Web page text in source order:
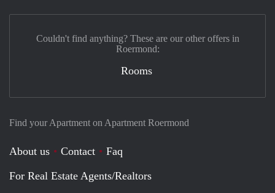
Find your Apartment on Apartment Roermond
About us Contact
Faq
For Real Estate Agents/Realtors
Couldn't find anything? These are our other offers in
Roermond:
Rooms